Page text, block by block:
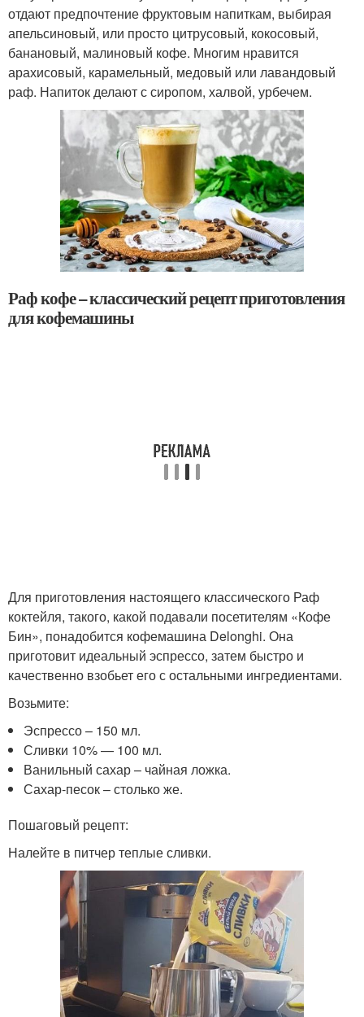
отдают предпочтение фруктовым напиткам, выбирая
апельсиновый, или просто цитрусовый, кокосовый,
банановый, малиновый кофе. Многим нравится
арахисовый, карамельный, медовый или лавандовый
раф. Напиток делают с сиропом, халвой, урбечем.
Раф кофе – классический рецепт приготовления
для кофемашины
Для приготовления настоящего классического Раф
коктейля, такого, какой подавали посетителям «Кофе
Бин», понадобится кофемашина Delonghi. Она
приготовит идеальный эспрессо, затем быстро и
качественно взобьет его с остальными ингредиентами.
Возьмите:
Эспрессо – 150 мл.
Сливки 10% — 100 мл.
Ванильный сахар – чайная ложка.
Сахар-песок – столько же.
Пошаговый рецепт:
Налейте в питчер теплые сливки.